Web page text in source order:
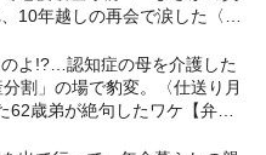
10年越しの再会で涙した〈孫
よ!?…認知症の母を介護した
割」の場で豹変。〈仕送り月
62歳弟が絶句したワケ【弁護